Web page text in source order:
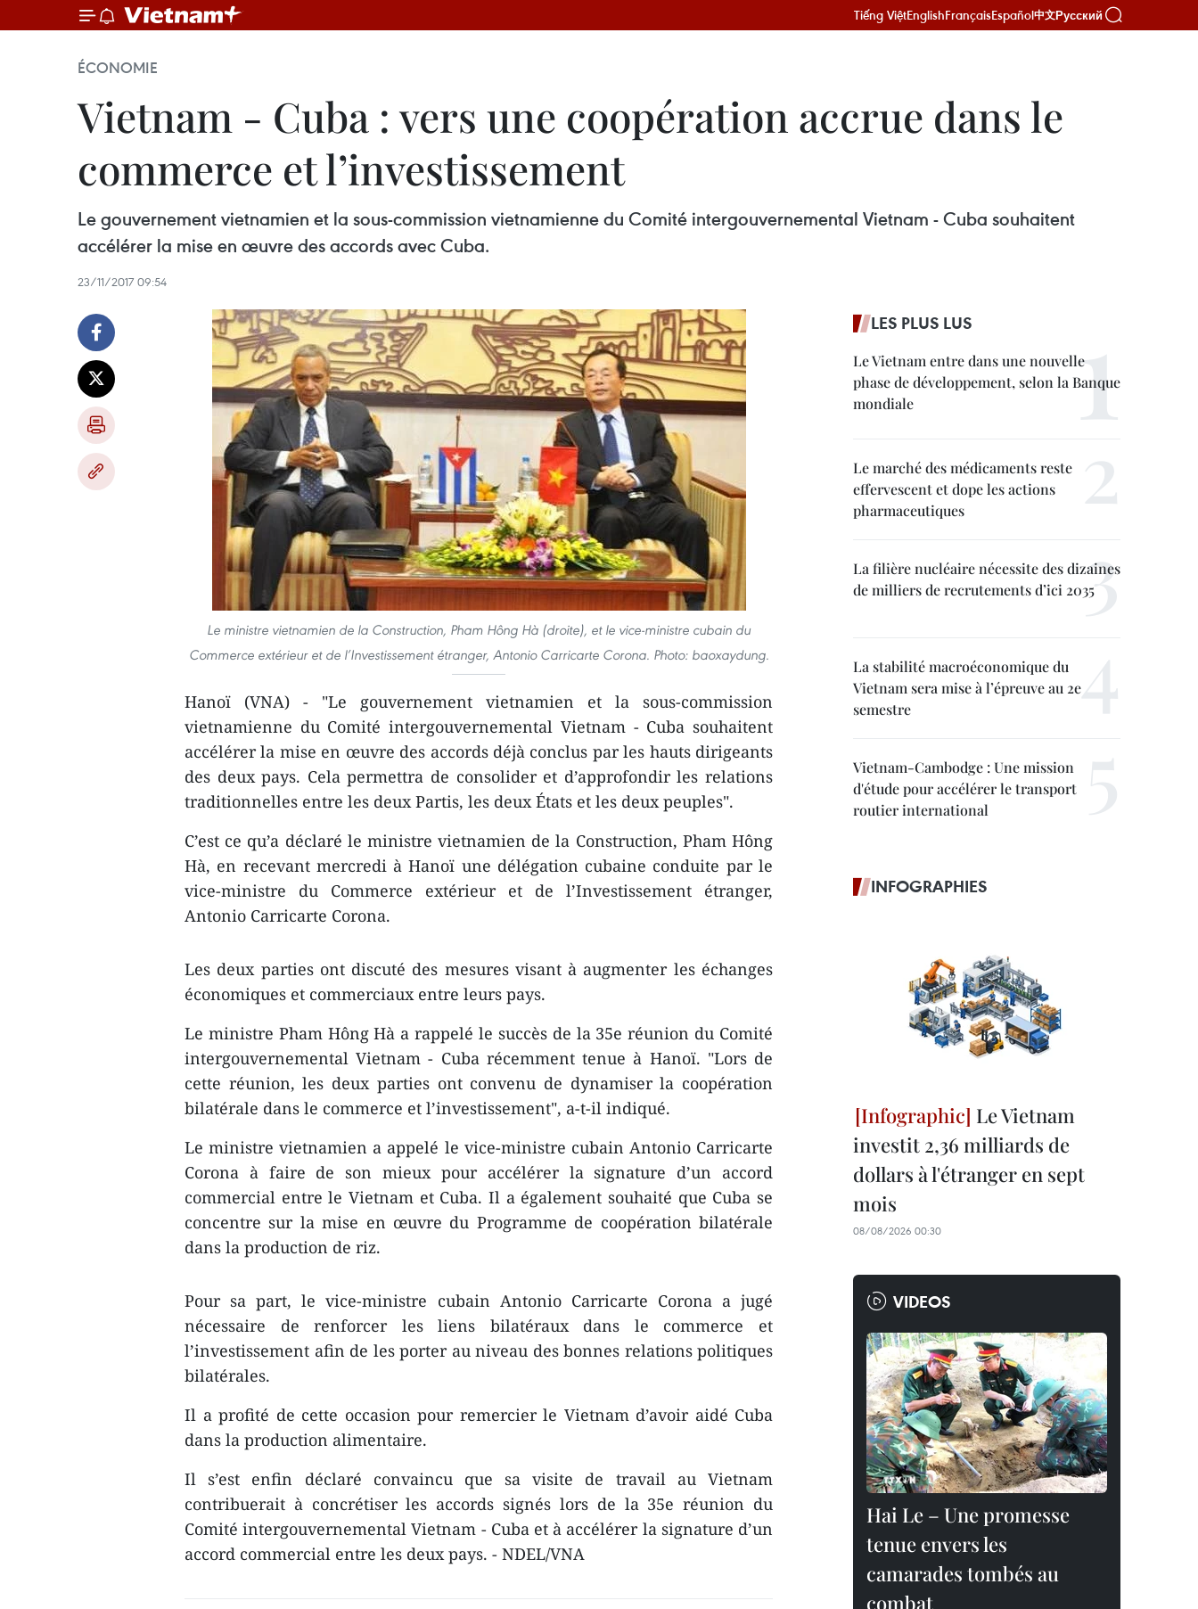
Tiếng ViệtEnglishFrançaisEspañol中文Русский
ÉCONOMIE
Vietnam - Cuba : vers une coopération accrue dans le
commerce et l’investissement
Le gouvernement vietnamien et la sous-commission vietnamienne du Comité intergouvernemental Vietnam - Cuba souhaitent
accélérer la mise en œuvre des accords avec Cuba.
23/11/2017 09:54
Le ministre vietnamien de la Construction, Pham Hông Hà (droite), et le vice-ministre cubain du
Commerce extérieur et de l’Investissement étranger, Antonio Carricarte Corona. Photo: baoxaydung.
Hanoï (VNA) - "Le gouvernement vietnamien et la sous-commission
vietnamienne du Comité intergouvernemental Vietnam - Cuba souhaitent
accélérer la mise en œuvre des accords déjà conclus par les hauts dirigeants
des deux pays. Cela permettra de consolider et d’approfondir les relations
traditionnelles entre les deux Partis, les deux États et les deux peuples".
C’est ce qu’a déclaré le ministre vietnamien de la Construction, Pham Hông
Hà, en recevant mercredi à Hanoï une délégation cubaine conduite par le
vice-ministre du Commerce extérieur et de l’Investissement étranger,
Antonio Carricarte Corona.
Les deux parties ont discuté des mesures visant à augmenter les échanges
économiques et commerciaux entre leurs pays.
Le ministre Pham Hông Hà a rappelé le succès de la 35e réunion du Comité
intergouvernemental Vietnam - Cuba récemment tenue à Hanoï. "Lors de
cette réunion, les deux parties ont convenu de dynamiser la coopération
bilatérale dans le commerce et l’investissement", a-t-il indiqué.
Le ministre vietnamien a appelé le vice-ministre cubain Antonio Carricarte
Corona à faire de son mieux pour accélérer la signature d’un accord
commercial entre le Vietnam et Cuba. Il a également souhaité que Cuba se
concentre sur la mise en œuvre du Programme de coopération bilatérale
dans la production de riz.
Pour sa part, le vice-ministre cubain Antonio Carricarte Corona a jugé
nécessaire de renforcer les liens bilatéraux dans le commerce et
l’investissement afin de les porter au niveau des bonnes relations politiques
bilatérales.
Il a profité de cette occasion pour remercier le Vietnam d’avoir aidé Cuba
dans la production alimentaire.
Il s’est enfin déclaré convaincu que sa visite de travail au Vietnam
contribuerait à concrétiser les accords signés lors de la 35e réunion du
Comité intergouvernemental Vietnam - Cuba et à accélérer la signature d’un
accord commercial entre les deux pays. - NDEL/VNA
LES PLUS LUS
Le Vietnam entre dans une nouvelle
phase de développement, selon la Banque
mondiale
Le marché des médicaments reste
effervescent et dope les actions
pharmaceutiques
La filière nucléaire nécessite des dizaines
de milliers de recrutements d’ici 2035
La stabilité macroéconomique du
Vietnam sera mise à l’épreuve au 2e
semestre
Vietnam-Cambodge : Une mission
d'étude pour accélérer le transport
routier international
INFOGRAPHIES
Le Vietnam
investit 2,36 milliards de
dollars à l'étranger en sept
mois
08/08/2026 00:30
VIDEOS
Hai Le – Une promesse
tenue envers les
camarades tombés au
combat